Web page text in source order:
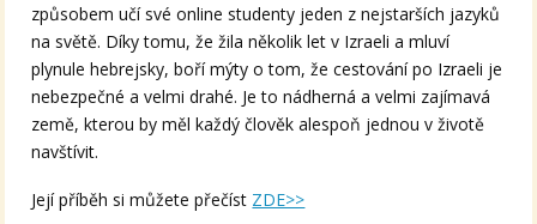
způsobem učí své online studenty jeden z nejstarších jazyků
na světě. Díky tomu, že žila několik let v Izraeli a mluví
plynule hebrejsky, boří mýty o tom, že cestování po Izraeli je
nebezpečné a velmi drahé. Je to nádherná a velmi zajímavá
země, kterou by měl každý člověk alespoň jednou v životě
navštívit.
Její příběh si můžete přečíst ZDE>>